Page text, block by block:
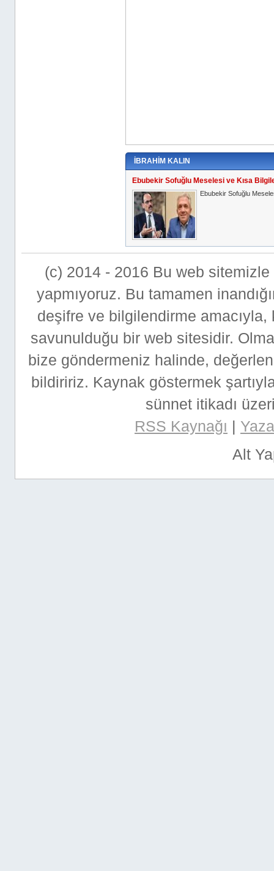
İBRAHİM KALIN
Ebubekir Sofuğlu Meselesi ve Kısa
Ebubekir Sofuğlu
(c) 2014 - 2016 Bu web
yapmıyoruz. Bu tamamen
deşifre ve bilgilendirme
savunulduğu bir web sitesidir.
bize göndermeniz halinde,
bildiririz. Kaynak göstermek
sünnet itikadı
RSS Kaynağı |
Alt